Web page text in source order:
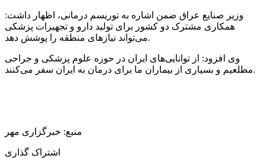
وزیر صنایع عراق ضمن اشاره به توریسم درمانی، اظهار داشت:
همکاری مشترک دو کشور برای تولید دارو و تجهیزات پزشکی
می‌تواند نیازهای منطقه را پوشش دهد.
وی افزود: از توانایی‌های ایران در حوزه علوم پزشکی و جراحی
مطلعیم و بسیاری از بیماران ما برای درمان به ایران سفر می‌کنند.
منبع: خبرگزاری مهر
اشتراک گذاری